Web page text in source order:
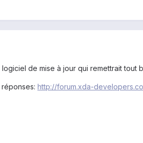
de mise à jour qui remettrait tout
http://forum.xda-